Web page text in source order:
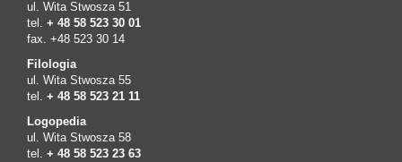
ul. Wita Stwosza 51
tel. + 48 58 523 30 01
fax. +48 523 30 14
Filologia
ul. Wita Stwosza 55
tel. + 48 58 523 21 11
Logopedia
ul. Wita Stwosza 58
tel. + 48 58 523 23 63